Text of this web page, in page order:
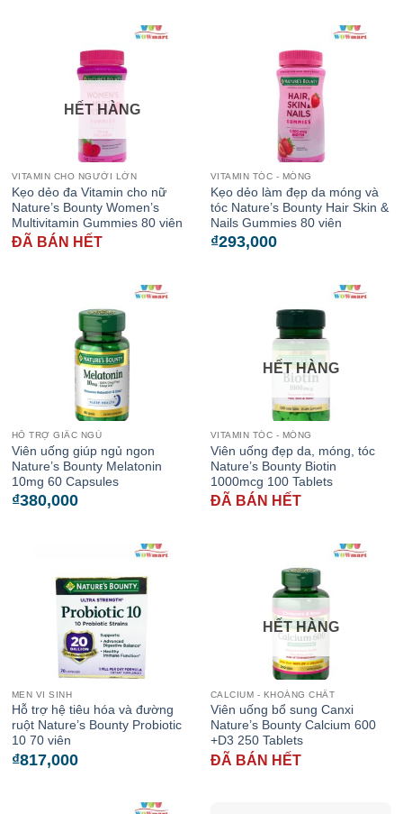
HẾT HÀNG
VITAMIN CHO NGƯỜI LỚN
Kẹo dẻo đa Vitamin cho nữ
Nature’s Bounty Women’s
Multivitamin Gummies 80 viên
ĐÃ BÁN HẾT
VITAMIN TÓC - MÓNG
Kẹo dẻo làm đẹp da móng và
tóc Nature’s Bounty Hair Skin &
Nails Gummies 80 viên
₫293,000
HỖ TRỢ GIẤC NGỦ
Viên uống giúp ngủ ngon
Nature’s Bounty Melatonin
10mg 60 Capsules
₫380,000
HẾT HÀNG
VITAMIN TÓC - MÓNG
Viên uống đẹp da, móng, tóc
Nature’s Bounty Biotin
1000mcg 100 Tablets
ĐÃ BÁN HẾT
MEN VI SINH
Hỗ trợ hệ tiêu hóa và đường
ruột Nature’s Bounty Probiotic
10 70 viên
₫817,000
HẾT HÀNG
CALCIUM - KHOÁNG CHẤT
Viên uống bổ sung Canxi
Nature’s Bounty Calcium 600
+D3 250 Tablets
ĐÃ BÁN HẾT